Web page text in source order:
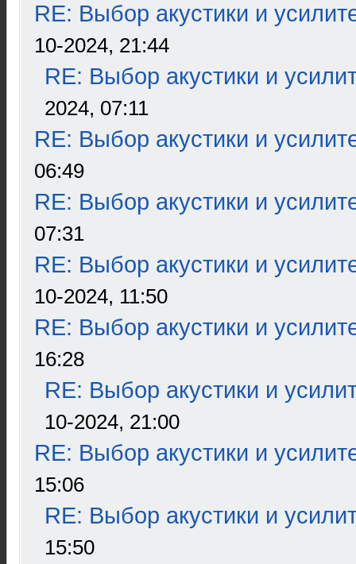
RE: Выбор акустики и
10-2024, 21:44
RE: Выбор акустики и
2024, 07:11
RE: Выбор акустики и
06:49
RE: Выбор акустики и
07:31
RE: Выбор акустики и
10-2024, 11:50
RE: Выбор акустики и
16:28
RE: Выбор акустики и
10-2024, 21:00
RE: Выбор акустики и
15:06
RE: Выбор акустики и
15:50